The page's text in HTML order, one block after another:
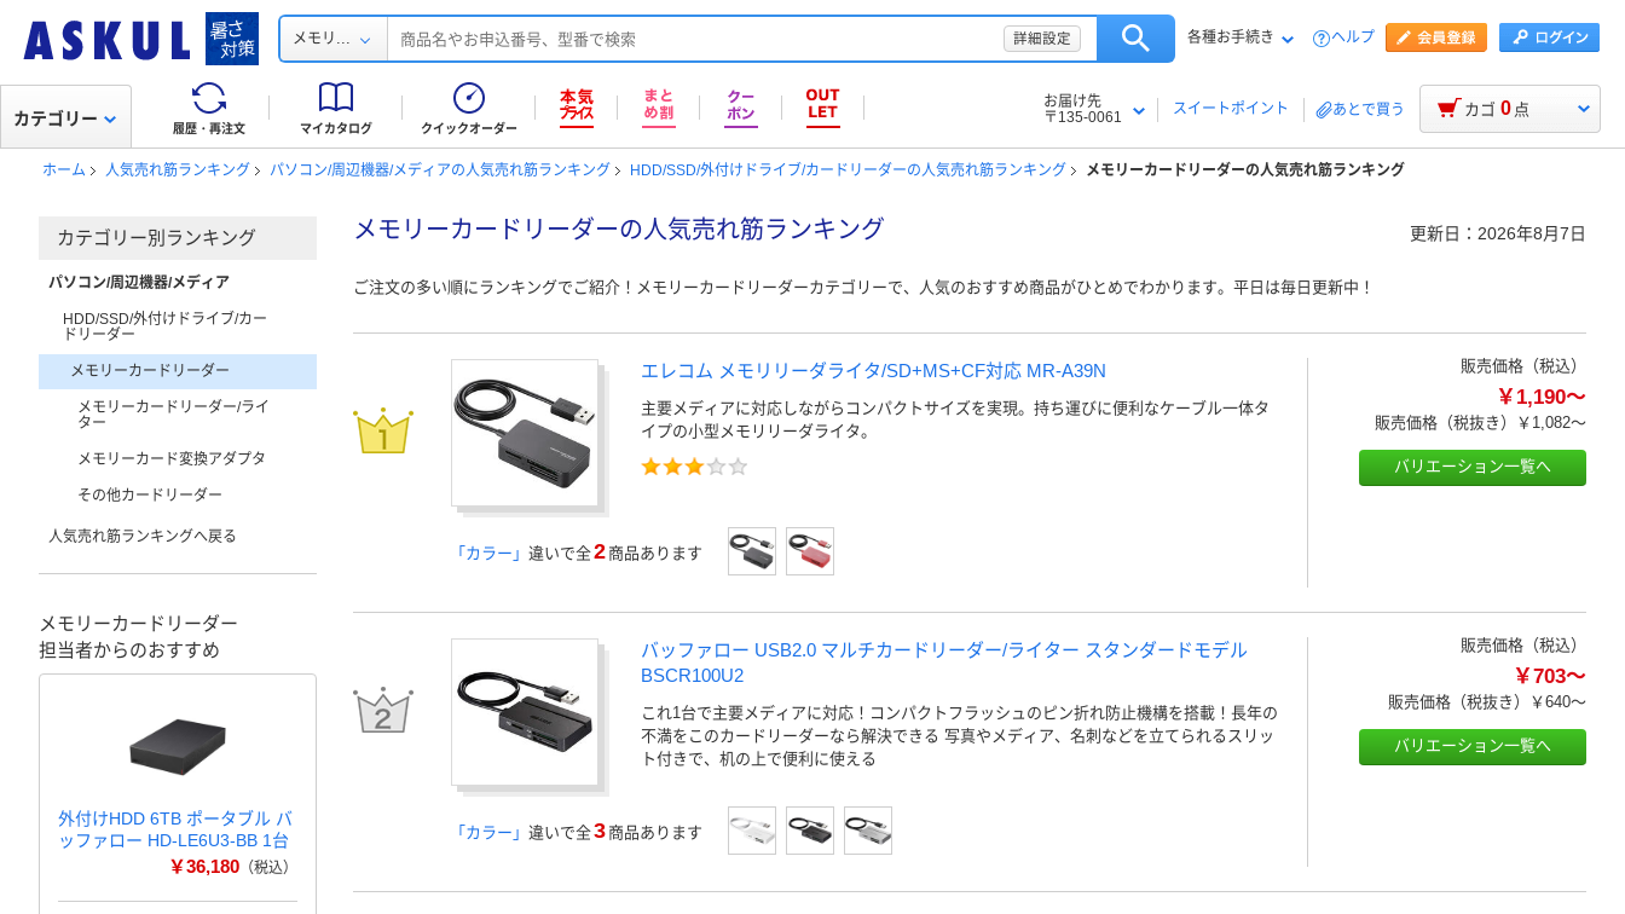
メモリ ... 詳細設定 各種お手続き ヘルプ
履歴・再注文 マイカタログ クイックオーダー
お届け先
〒135-0061
スイートポイント あとで買う
カテゴリー カゴ 0 点
ホーム 人気売れ筋ランキング パソコン/周辺機器/メディアの人気売れ筋ランキング HDD/SSD/外付けドライブ/カードリーダーの人気売れ筋ランキング メモリーカードリーダーの人気売れ筋ランキング
メモリーカードリーダーの人気売れ筋ランキング 更新日： 2026年8月7日
ご注文の多い順にランキングでご紹介！メモリーカードリーダーカテゴリーで、人気のおすすめ商品がひとめでわかります。平日は毎日更新中！
エレコム メモリリーダライタ/SD+MS+CF対応 MR-A39N
主要メディアに対応しながらコンパクトサイズを実現。持ち運びに便利なケーブル一体タ
イプの小型メモリリーダライタ。
「カラー」 違いで全2 商品あります
販売価格（税込）
￥1,190～
販売価格（税抜き） ￥1,082～
バリエーション一覧へ
バッファロー USB2.0 マルチカードリーダー/ライター スタンダードモデル
BSCR100U2
これ1台で主要メディアに対応！コンパクトフラッシュのピン折れ防止機構を搭載！長年の
不満をこのカードリーダーなら解決できる 写真やメディア、名刺などを立てられるスリッ
ト付きで、机の上で便利に使える
「カラー」 違いで全3 商品あります
販売価格（税込）
￥703～
販売価格（税抜き） ￥640～
バリエーション一覧へ
カテゴリー別ランキング
パソコン/周辺機器/メディア
HDD/SSD/外付けドライブ/カー
ドリーダー
メモリーカードリーダー
メモリーカードリーダー/ライ
ター
メモリーカード変換アダプタ
その他カードリーダー
人気売れ筋ランキングへ戻る
メモリーカードリーダー
担当者からのおすすめ
外付けHDD 6TB ポータブル バ
ッファロー HD-LE6U3-BB 1台
￥36,180 （税込）